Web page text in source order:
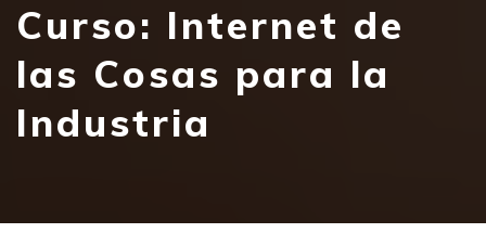
Curso: Internet de
las Cosas para la
Industria